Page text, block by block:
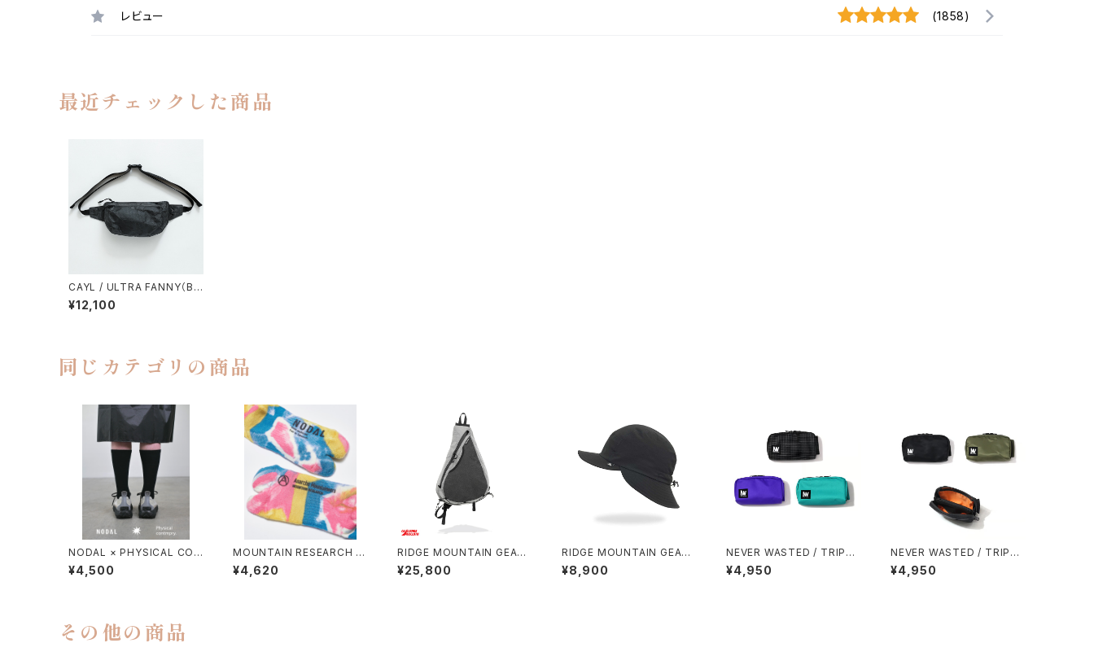
レビュー (1858)
最近チェックした商品
CAYL / ULTRA FANNY（BL
ACK MAGIC）
¥12,100
同じカテゴリの商品
NODAL × PHYSICAL CON
TMPRY.
¥4,500
MOUNTAIN RESEARCH /
TIE DYE TABI
¥4,620
RIDGE MOUNTAIN GEAR /
SASH PACK
¥25,800
RIDGE MOUNTAIN GEAR /
SHADE CAP
¥8,900
NEVER WASTED / TRIPLE
YES
¥4,950
NEVER WASTED / TRIPLE
YES（MA-1）
¥4,950
その他の商品